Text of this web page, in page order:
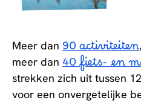
Meer dan 90 activiteiten,
meer dan 40 fiets- en
strekken zich uit tussen
voor een onvergetelijke